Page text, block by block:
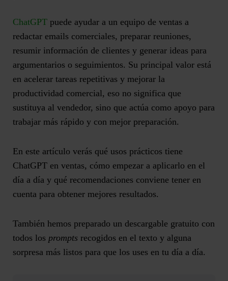
ChatGPT puede ayudar a un equipo de ventas a
redactar emails comerciales, preparar reuniones,
resumir información de clientes y generar ideas para
argumentarios o seguimientos. Su principal valor está
en acelerar tareas repetitivas y mejorar la
productividad comercial, eso no significa que
sustituya al vendedor, sino que actúa como apoyo para
trabajar más rápido y con mejor preparación.
En este artículo verás qué usos prácticos tiene
ChatGPT en ventas, cómo empezar a aplicarlo en el
día a día y qué recomendaciones conviene tener en
cuenta para obtener mejores resultados.
También hemos preparado un descargable gratuito con
todos los prompts recogidos en el texto y alguna
sorpresa más listos para que los uses en tu día a día.